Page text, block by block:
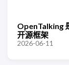
OpenTalking
开源框架
2026-06-11